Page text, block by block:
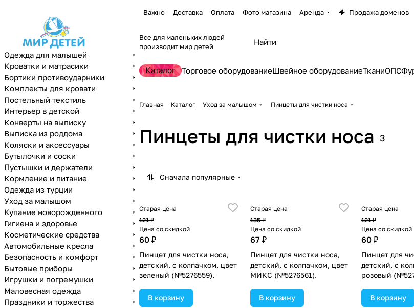
Важно Доставка Оплата Фото магазина Аренда Продажа доменов
Все для маленьких людей
производит мир детей
Каталог Торговое оборудованиеШвейное оборудованиеТканиОПС
Главная Каталог Уход за малышом Пинцеты для чистки носа
Пинцеты для чистки носа 3
Сначала популярные
Старая цена
121 ₽
Цена со скидкой
60 ₽
Пинцет для чистки носа,
детский, с колпачком, цвет
зеленый (№5276559).
В корзину
Старая цена
135 ₽
Цена со скидкой
67 ₽
Пинцет для чистки носа,
детский, с колпачком, цвет
МИКС (№5276561).
В корзину
Старая цена
121 ₽
Цена со скидкой
60 ₽
Пинцет для
детский, с
розовый
В корзину
Одежда для малышей
Кроватки и матрасики
Бортики противоударники
Комплекты для кровати
Постельный текстиль
Интерьер в детской
Конверты на выписку
Выписка из роддома
Коляски и аксессуары
Бутылочки и соски
Пустышки и держатели
Кормление и питание
Одежда из турции
Уход за малышом
Купание новорожденного
Гигиена и здоровье
Косметические средства
Автомобильные кресла
Безопасность и комфорт
Бытовые приборы
Игрушки и погремушки
Маловесная одежда
Праздники и торжества